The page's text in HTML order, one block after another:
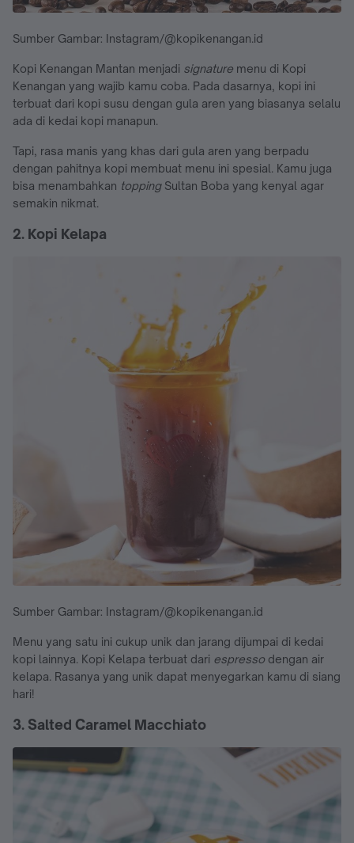
Sumber Gambar: Instagram/@kopikenangan.id
Kopi Kenangan Mantan menjadi signature menu di Kopi
Kenangan yang wajib kamu coba. Pada dasarnya, kopi ini
terbuat dari kopi susu dengan gula aren yang biasanya selalu
ada di kedai kopi manapun.
Tapi, rasa manis yang khas dari gula aren yang berpadu
dengan pahitnya kopi membuat menu ini spesial. Kamu juga
bisa menambahkan toppingSultan Boba yang kenyal agar
semakin nikmat.
2. Kopi Kelapa
Sumber Gambar: Instagram/@kopikenangan.id
Menu yang satu ini cukup unik dan jarang dijumpai di kedai
kopi lainnya. Kopi Kelapa terbuat dari espresso dengan air
kelapa. Rasanya yang unik dapat menyegarkan kamu di siang
hari!
3. Salted Caramel Macchiato